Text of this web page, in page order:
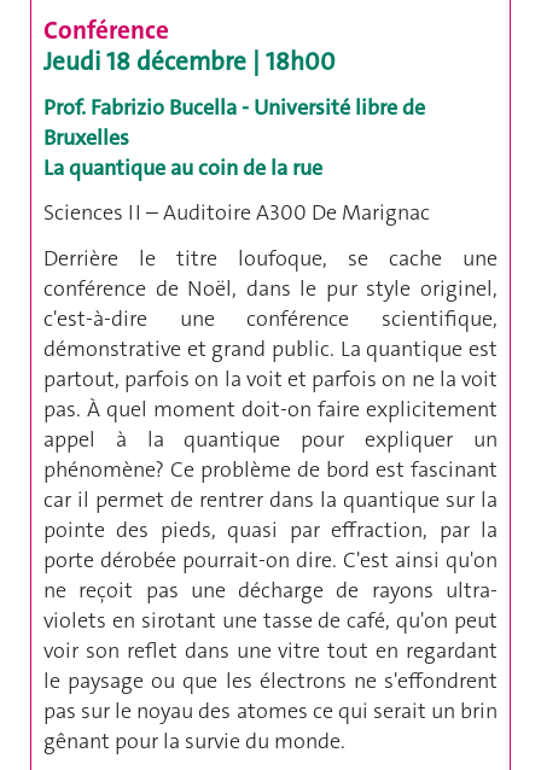
Conférence
Jeudi 18 décembre | 18h00
Prof. Fabrizio Bucella - Université libre de
Bruxelles
La quantique au coin de la rue
Sciences II – Auditoire A300 De Marignac
Derrière le titre loufoque, se cache une
conférence de Noël, dans le pur style originel,
c'est-à-dire une conférence scientifique,
démonstrative et grand public. La quantique est
partout, parfois on la voit et parfois on ne la voit
pas. À quel moment doit-on faire explicitement
appel à la quantique pour expliquer un
phénomène ? Ce problème de bord est fascinant
car il permet de rentrer dans la quantique sur la
pointe des pieds, quasi par effraction, par la
porte dérobée pourrait-on dire. C'est ainsi qu'on
ne reçoit pas une décharge de rayons ultra-
violets en sirotant une tasse de café, qu'on peut
voir son reflet dans une vitre tout en regardant
le paysage ou que les électrons ne s'effondrent
pas sur le noyau des atomes ce qui serait un brin
gênant pour la survie du monde.